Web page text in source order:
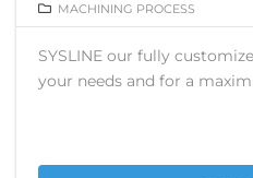
MACHINING PROCESS
SYSLINE our fully
your needs and for a